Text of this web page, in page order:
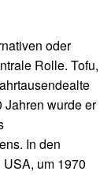
oder
Rolle. Tofu,
Jahren wurde er
In den
um 1970